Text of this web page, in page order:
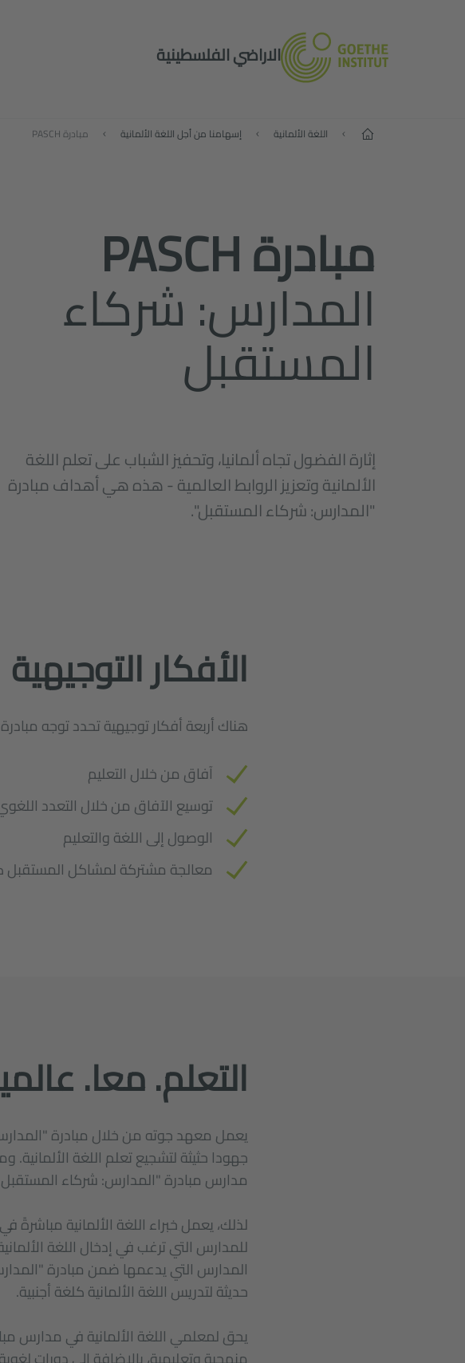
الاراضي الفلسطينية
البداية اللغة الألمانية إسهامنا من أجل اللغة الألمانية مبادرة PASCH
مبادرة PASCH
المدارس: شركاء
المستقبل
إثارة الفضول تجاه ألمانيا، وتحفيز الشباب على تعلم اللغة
الألمانية وتعزيز الروابط العالمية - هذه هي أهداف مبادرة
"المدارس: شركاء المستقبل".
الأفكار التوجيهية
هناك أربعة أفكار توجيهية تحدد توجه
آفاق من خلال التعليم
توسيع الآفاق من خلال التعدد
الوصول إلى اللغة والتعليم
معالجة مشتركة لمشاكل
التعلم. معا.
جهودا حثيثة لتشجيع تعلم اللغة الألمانية.
مدارس مبادرة "المدارس: شركاء
لذلك، يعمل خبراء اللغة الألمانية
للمدارس التي ترغب في إدخال اللغة
حديثة لتدريس اللغة الألمانية كلغة أجنبية.
يحق لمعلمي اللغة الألمانية في مدارس